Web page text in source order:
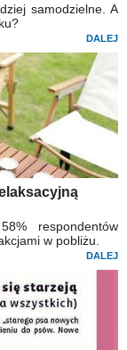
samodzielne. A
DALEJ
respondentów
w pobliżu.
DALEJ